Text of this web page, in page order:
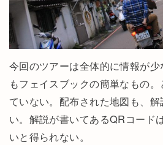
今回のツアーは全体的に情報が
もフェイスブックの簡単なもの
ていない。配布された地図も、
い。解説が書いてあるQRコード
いと得られない。